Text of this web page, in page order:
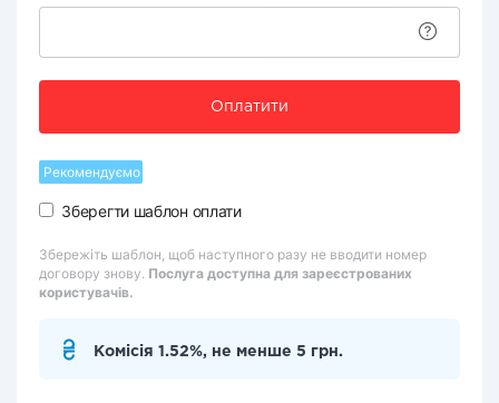
Оплатити
Рекомендуємо
Зберегти шаблон оплати
Збережіть шаблон, щоб наступного разу не вводити номер
договору знову. Послуга доступна для зареєстрованих
користувачів.
Комісія 1.52%, не менше 5 грн.